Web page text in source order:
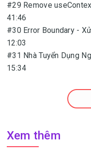
#29 Remove
41:46
#30 Error Boundary -
12:03
#31 Nhà Tuyển Dụng
15:34
Xem thêm